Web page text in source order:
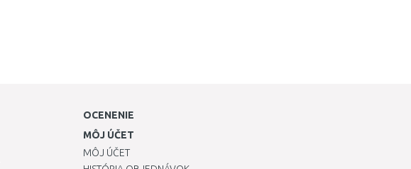
OCENENIE
MÔJ ÚČET
MÔJ ÚČET